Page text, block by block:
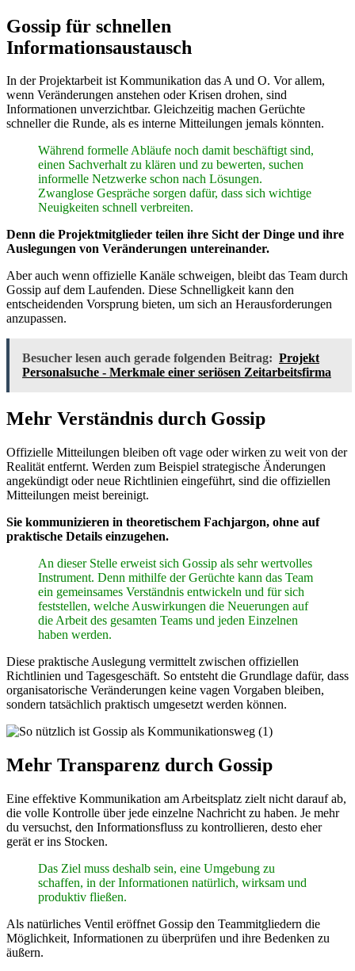
Gossip für schnellen
Informationsaustausch
In der Projektarbeit ist Kommunikation das A und O. Vor allem,
wenn Veränderungen anstehen oder Krisen drohen, sind
Informationen unverzichtbar. Gleichzeitig machen Gerüchte
schneller die Runde, als es interne Mitteilungen jemals könnten.
Während formelle Abläufe noch damit beschäftigt sind,
einen Sachverhalt zu klären und zu bewerten, suchen
informelle Netzwerke schon nach Lösungen.
Zwanglose Gespräche sorgen dafür, dass sich wichtige
Neuigkeiten schnell verbreiten.
Denn die Projektmitglieder teilen ihre Sicht der Dinge und ihre
Auslegungen von Veränderungen untereinander.
Aber auch wenn offizielle Kanäle schweigen, bleibt das Team durch
Gossip auf dem Laufenden. Diese Schnelligkeit kann den
entscheidenden Vorsprung bieten, um sich an Herausforderungen
anzupassen.
Besucher lesen auch gerade folgenden Beitrag: Projekt
Personalsuche - Merkmale einer seriösen Zeitarbeitsfirma
Mehr Verständnis durch Gossip
Offizielle Mitteilungen bleiben oft vage oder wirken zu weit von der
Realität entfernt. Werden zum Beispiel strategische Änderungen
angekündigt oder neue Richtlinien eingeführt, sind die offiziellen
Mitteilungen meist bereinigt.
Sie kommunizieren in theoretischem Fachjargon, ohne auf
praktische Details einzugehen.
An dieser Stelle erweist sich Gossip als sehr wertvolles
Instrument. Denn mithilfe der Gerüchte kann das Team
ein gemeinsames Verständnis entwickeln und für sich
feststellen, welche Auswirkungen die Neuerungen auf
die Arbeit des gesamten Teams und jeden Einzelnen
haben werden.
Diese praktische Auslegung vermittelt zwischen offiziellen
Richtlinien und Tagesgeschäft. So entsteht die Grundlage dafür, dass
organisatorische Veränderungen keine vagen Vorgaben bleiben,
sondern tatsächlich praktisch umgesetzt werden können.
Mehr Transparenz durch Gossip
Eine effektive Kommunikation am Arbeitsplatz zielt nicht darauf ab,
die volle Kontrolle über jede einzelne Nachricht zu haben. Je mehr
du versuchst, den Informationsfluss zu kontrollieren, desto eher
gerät er ins Stocken.
Das Ziel muss deshalb sein, eine Umgebung zu
schaffen, in der Informationen natürlich, wirksam und
produktiv fließen.
Als natürliches Ventil eröffnet Gossip den Teammitgliedern die
Möglichkeit, Informationen zu überprüfen und ihre Bedenken zu
äußern.